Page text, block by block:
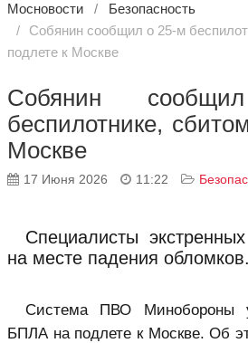
Мосновости
Безопасность
Собянин сообщил о 25-м
подлете к Москве
Собянин
беспилотнике,
Москве
17 Июня 2026 11:22
Специалисты
на месте падения обломков.
Система ПВО Минобороны
БПЛА на подлете к Москве. Об